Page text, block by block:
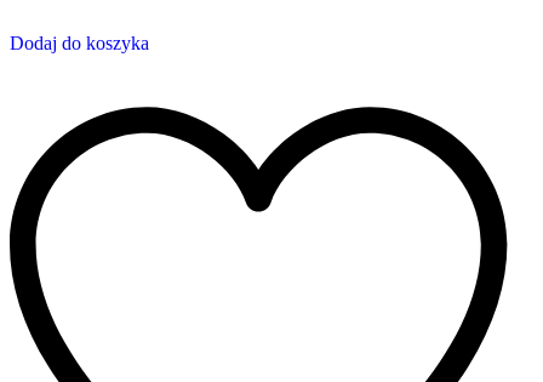
Dodaj do koszyka